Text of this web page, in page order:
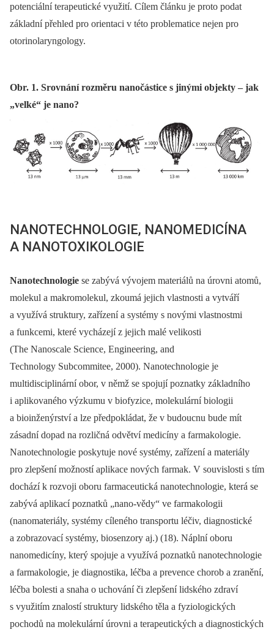
potenciální terapeutické využití. Cílem článku je proto podat
základní přehled pro orientaci v této problematice nejen pro
otorinolaryngology.
Obr. 1. Srovnání rozměru nanočástice s jinými objekty – jak
„velké“ je nano?
NANOTECHNOLOGIE, NANOMEDICÍNA
A NANOTOXIKOLOGIE
Nanotechnologie se zabývá vývojem materiálů na úrovni atomů,
molekul a makromolekul, zkoumá jejich vlastnosti a vytváří
a využívá struktury, zařízení a systémy s novými vlastnostmi
a funkcemi, které vycházejí z jejich malé velikosti
(The Nanoscale Science, Engineering, and
Technology Subcommitee, 2000). Nanotechnologie je
multidisciplinární obor, v němž se spojují poznatky základního
i aplikovaného výzkumu v biofyzice, molekulární biologii
a bioinženýrství a lze předpokládat, že v budoucnu bude mít
zásadní dopad na rozličná odvětví medicíny a farmakologie.
Nanotechnologie poskytuje nové systémy, zařízení a materiály
pro zlepšení možností aplikace nových farmak. V souvislosti s tím
dochází k rozvoji oboru farmaceutická nanotechnologie, která se
zabývá aplikací poznatků „nano-vědy“ ve farmakologii
(nanomateriály, systémy cíleného transportu léčiv, diagnostické
a zobrazovací systémy, biosenzory aj.) (18). Náplní oboru
nanomedicíny, který spojuje a využívá poznatků nanotechnologie
a farmakologie, je diagnostika, léčba a prevence chorob a zranění,
léčba bolesti a snaha o uchování či zlepšení lidského zdraví
s využitím znalostí struktury lidského těla a fyziologických
pochodů na molekulární úrovni a terapeutických a diagnostických